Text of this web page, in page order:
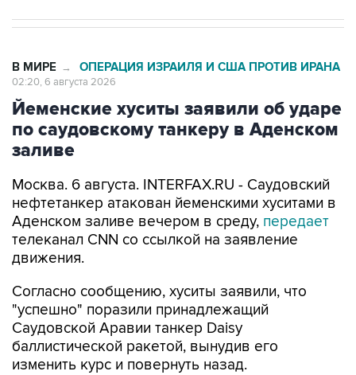
В МИРЕ → ОПЕРАЦИЯ ИЗРАИЛЯ И США ПРОТИВ ИРАНА
02:20, 6 августа 2026
Йеменские хуситы заявили об ударе
по саудовскому танкеру в Аденском
заливе
Москва. 6 августа. INTERFAX.RU - Саудовский
нефтетанкер атакован йеменскими хуситами в
Аденском заливе вечером в среду, передает
телеканал CNN со ссылкой на заявление
движения.
Согласно сообщению, хуситы заявили, что
"успешно" поразили принадлежащий
Саудовской Аравии танкер Daisy
баллистической ракетой, вынудив его
изменить курс и повернуть назад.